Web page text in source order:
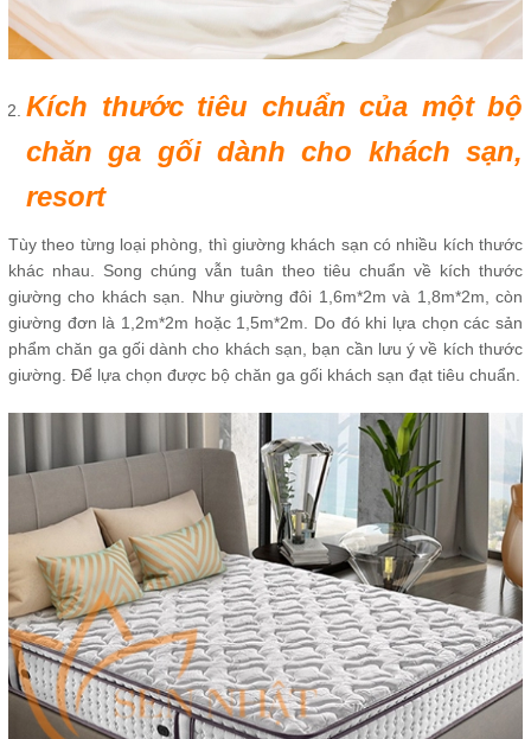
Kích thước tiêu chuẩn của một bộ
chăn ga gối dành cho khách sạn,
resort
Tùy theo từng loại phòng, thì giường khách sạn có nhiều kích thước
khác nhau. Song chúng vẫn tuân theo tiêu chuẩn về kích thước
giường cho khách sạn. Như giường đôi 1,6m*2m và 1,8m*2m, còn
giường đơn là 1,2m*2m hoặc 1,5m*2m. Do đó khi lựa chọn các sản
phẩm chăn ga gối dành cho khách sạn, bạn cần lưu ý về kích thước
giường. Để lựa chọn được bộ chăn ga gối khách sạn đạt tiêu chuẩn.